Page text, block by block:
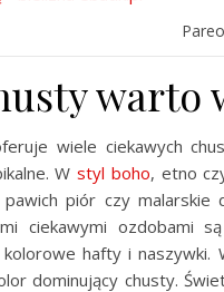
warto
wiele ciekawych
W styl boho, etno
piór czy malarskie
ciekawymi ozdobami
hafty i
dominujący chusty.